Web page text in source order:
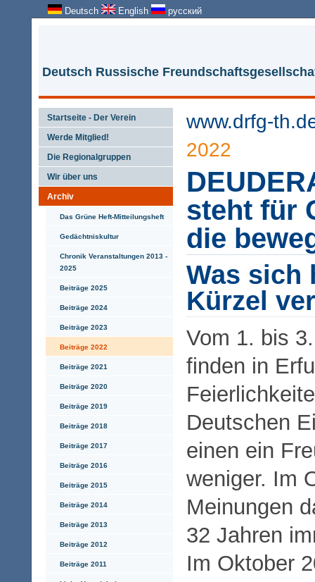
Deutsch English русский
Deutsch Russische
Startseite - Der Verein
Werde Mitglied!
Die Regionalgruppen
Wir über uns
Archiv
Das Grüne Heft-Mitteilungsheft
Gedächtniskultur
Chronik Veranstaltungen 2013 -
2025
Beiträge 2025
Beiträge 2024
Beiträge 2023
Beiträge 2022
Beiträge 2021
Beiträge 2020
Beiträge 2019
Beiträge 2018
Beiträge 2017
Beiträge 2016
Beiträge 2015
Beiträge 2014
Beiträge 2013
Beiträge 2012
Beiträge 2011
www.drfg-
2022
steht für
die
Was sich
Kürzel
Vom 1. bis
finden in
Deutschen
einen ein
weniger. Im
Meinungen
32 Jahren
Im Oktober